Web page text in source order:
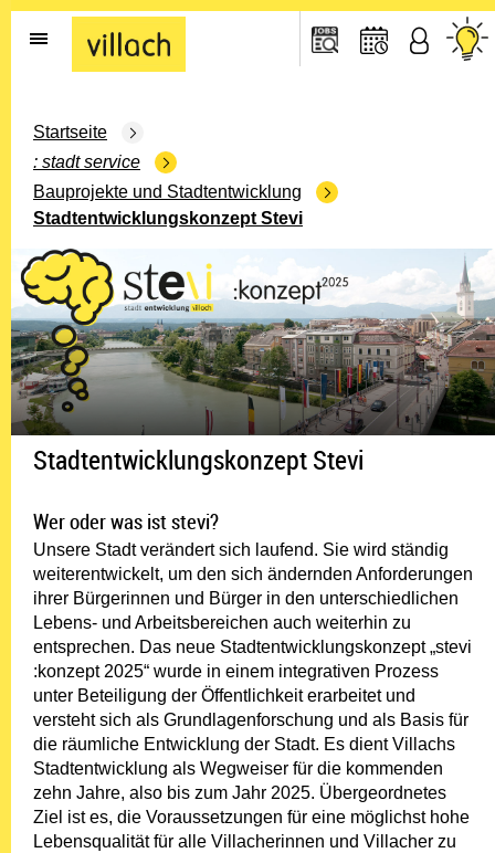
Gehe zur Startseite
Startseite
stadt service
Bauprojekte und Stadtentwicklung
Stadtentwicklungskonzept Stevi
Stadtentwicklungskonzept Stevi
Wer oder was ist stevi?
Unsere Stadt verändert sich laufend. Sie wird ständig
weiterentwickelt, um den sich ändernden Anforderungen
ihrer Bürgerinnen und Bürger in den unterschiedlichen
Lebens- und Arbeitsbereichen auch weiterhin zu
entsprechen. Das neue Stadtentwicklungskonzept „stevi
:konzept 2025“ wurde in einem integrativen Prozess
unter Beteiligung der Öffentlichkeit erarbeitet und
versteht sich als Grundlagenforschung und als Basis für
die räumliche Entwicklung der Stadt. Es dient Villachs
Stadtentwicklung als Wegweiser für die kommenden
zehn Jahre, also bis zum Jahr 2025. Übergeordnetes
Ziel ist es, die Voraussetzungen für eine möglichst hohe
Lebensqualität für alle Villacherinnen und Villacher zu